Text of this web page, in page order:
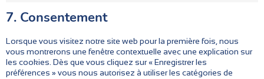
7. Consentement
Lorsque vous visitez notre site web pour la première fois, nous
vous montrerons une fenêtre contextuelle avec une explication sur
les cookies. Dès que vous cliquez sur « Enregistrer les
préférences » vous nous autorisez à utiliser les catégories de